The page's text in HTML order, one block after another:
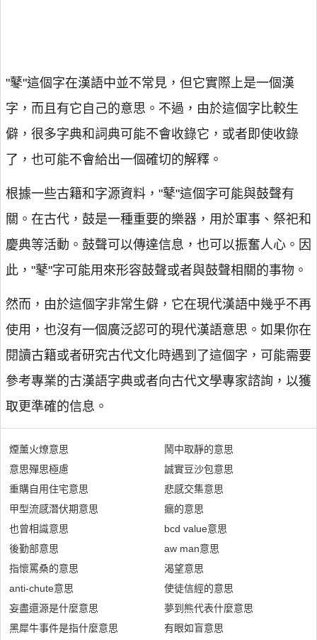
"鼕"這個字在漢語中並不常見，但它實際上是一個漢
字，而且有它自己的意思。不過，由於這個字比較生
僻，很多字典和詞典可能不會收錄它，或者即使收錄
了，也可能不會給出一個確切的解釋。
根據一些古籍和字源資料，"鼕"這個字可能與鼓聲有
關。在古代，鼓是一種重要的樂器，用於軍事、祭祀和
慶典等活動。鼓聲可以傳達信息，也可以振奮人心。因
此，"鼕"字可能用來形容鼓聲或者與鼓聲相關的事物。
然而，由於這個字非常生僻，它在現代漢語中幾乎不再
使用，也沒有一個廣泛認可的現代漢語意思。如果你在
閱讀古籍或者研究古代文化時遇到了這個字，可能需要
參考專業的古漢語字典或者向古代文學專家諮詢，以獲
取更準確的信息。
煙薰火燎意思
意思殫思極慮
重購自用住宅意思
甲型流感潛伏期意思
也曾相識意思
後勤部意思
指懷罵桑的意思
anti-chute意思
妄盡還源是什麼意思
黑犀牛事件是指什麼意思
鬧中取靜的意思
誠實豆沙包意思
悲感交集意思
瘺的意思
bcd value意思
aw man意思
渴望意思
使徒信經的意思
夢到熊代表什麼意思
有眼如盲意思